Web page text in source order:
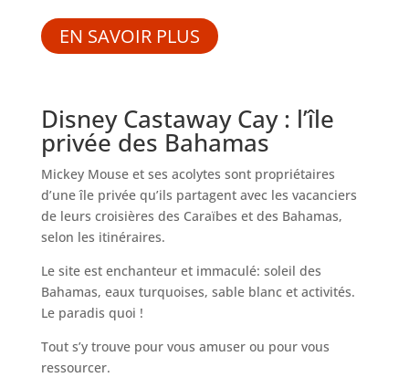
EN SAVOIR PLUS
Disney Castaway Cay : l’île
privée des Bahamas
Mickey Mouse et ses acolytes sont propriétaires
d’une île privée qu’ils partagent avec les vacanciers
de leurs croisières des Caraïbes et des Bahamas,
selon les itinéraires.
Le site est enchanteur et immaculé: soleil des
Bahamas, eaux turquoises, sable blanc et activités.
Le paradis quoi !
Tout s’y trouve pour vous amuser ou pour vous
ressourcer.